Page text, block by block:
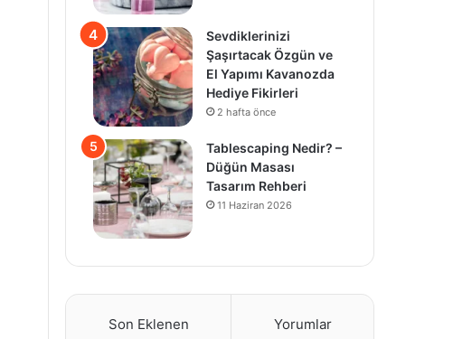
Sevdiklerinizi
Şaşırtacak Özgün ve
El Yapımı Kavanozda
Hediye Fikirleri
2 hafta önce
Tablescaping Nedir? –
Düğün Masası
Tasarım Rehberi
11 Haziran 2026
Son Eklenen Yorumlar